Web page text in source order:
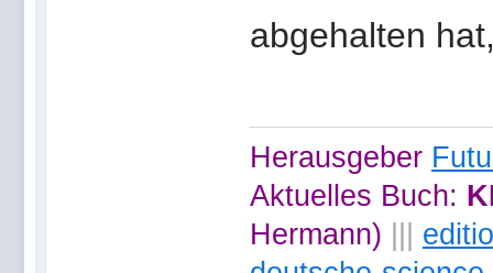
abgehalten
Herausgeber
Aktuelles Buch:
Hermann)